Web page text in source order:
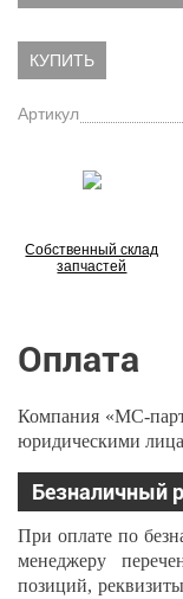
КУПИТЬ
Артикул
Собственный склад
запчастей
Оплата
Компания «МС-
юридическими
Безналичный
При оплате по
менеджеру
позиций,